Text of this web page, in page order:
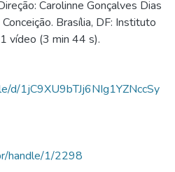
Carolinne Gonçalves Dias
Brasília, DF: Instituto
vídeo (3 min 44 s).
d/1jC9XU9bTJj6NIg1YZNccSy
handle/1/2298